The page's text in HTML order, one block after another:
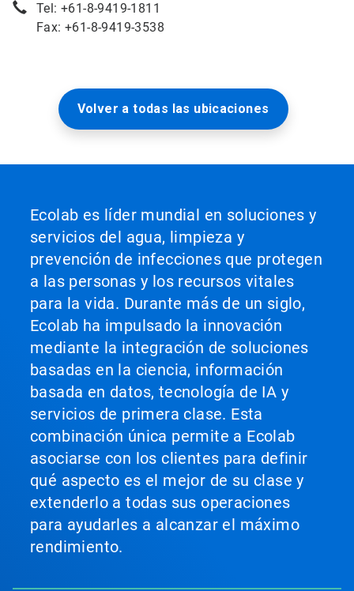
Tel: +61-8-9419-1811
Fax: +61-8-9419-3538
Volver a todas las ubicaciones
Ecolab es líder mundial en soluciones y
servicios del agua, limpieza y
prevención de infecciones que protegen
a las personas y los recursos vitales
para la vida. Durante más de un siglo,
Ecolab ha impulsado la innovación
mediante la integración de soluciones
basadas en la ciencia, información
basada en datos, tecnología de IA y
servicios de primera clase. Esta
combinación única permite a Ecolab
asociarse con los clientes para definir
qué aspecto es el mejor de su clase y
extenderlo a todas sus operaciones
para ayudarles a alcanzar el máximo
rendimiento.